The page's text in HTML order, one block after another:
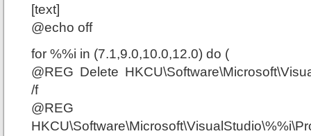
[text]
@echo off
for %%i in (7.1,9.0,10.0,12.0) do (
@REG Delete
/f
@REG